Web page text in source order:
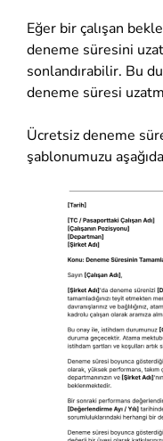
Eğer bir çalışan
deneme süresini
sonlandırabilir. Bu
deneme süresi
Ücretsiz deneme
şablonumuzu